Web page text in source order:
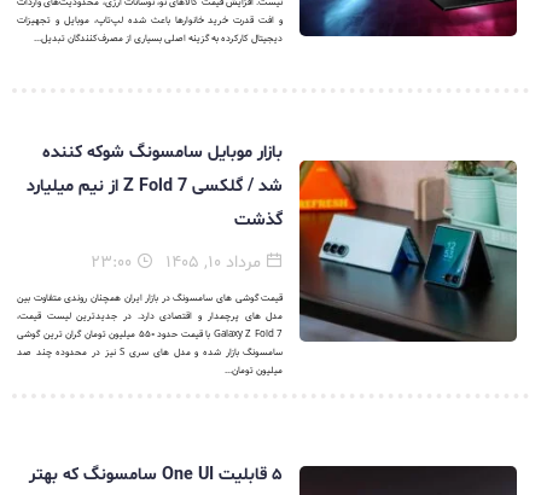
و افت قدرت خرید خانوارها باعث شده لپ‌تاپ، موبایل و تجهیزات
دیجیتال کارکرده به گزینه اصلی بسیاری از مصرف‌کنندگان تبدیل...
بازار موبایل سامسونگ شوکه کننده
شد / گلکسی Z Fold 7 از نیم میلیارد
گذشت
مرداد ۱۰, ۱۴۰۵
قیمت گوشی های سامسونگ در بازار ایران همچنان روندی متفاوت بین
مدل های پرچمدار و اقتصادی دارد. در جدیدترین لیست قیمت،
Galaxy Z Fold 7 با قیمت حدود ۵۵۰ میلیون تومان گران ترین گوشی
سامسونگ بازار شده و مدل های سری S نیز در محدوده چند صد
میلیون تومان...
۵ قابلیت One UI سامسونگ که بهتر